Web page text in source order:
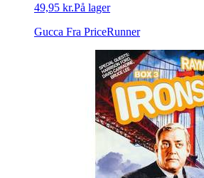
49,95 kr.På lager
Gucca Fra PriceRunner